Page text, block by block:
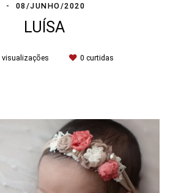
08/JUNHO/2020
LUÍSA
visualizações 0 curtidas